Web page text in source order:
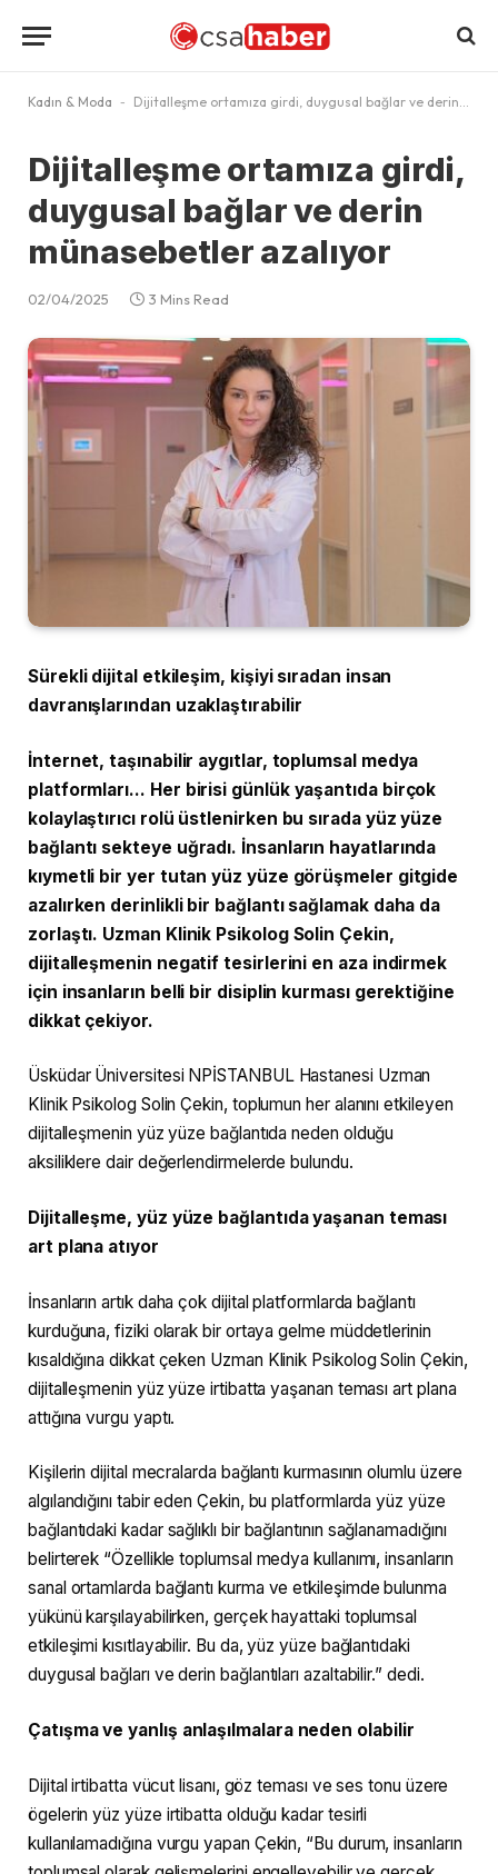
Kadın & Moda - Dijitalleşme ortamıza girdi, duygusal bağlar ve derin münasebetler azalıyor
Dijitalleşme ortamıza girdi,
duygusal bağlar ve derin
münasebetler azalıyor
02/04/2025 3 Mins Read
Sürekli dijital etkileşim, kişiyi sıradan insan
davranışlarından uzaklaştırabilir
İnternet, taşınabilir aygıtlar, toplumsal medya
platformları… Her birisi günlük yaşantıda birçok
kolaylaştırıcı rolü üstlenirken bu sırada yüz yüze
bağlantı sekteye uğradı. İnsanların hayatlarında
kıymetli bir yer tutan yüz yüze görüşmeler gitgide
azalırken derinlikli bir bağlantı sağlamak daha da
zorlaştı. Uzman Klinik Psikolog Solin Çekin,
dijitalleşmenin negatif tesirlerini en aza indirmek
için insanların belli bir disiplin kurması gerektiğine
dikkat çekiyor.
Üsküdar Üniversitesi NPİSTANBUL Hastanesi Uzman
Klinik Psikolog Solin Çekin, toplumun her alanını etkileyen
dijitalleşmenin yüz yüze bağlantıda neden olduğu
aksiliklere dair değerlendirmelerde bulundu.
Dijitalleşme, yüz yüze bağlantıda yaşanan teması
art plana atıyor
İnsanların artık daha çok dijital platformlarda bağlantı
kurduğuna, fiziki olarak bir ortaya gelme müddetlerinin
kısaldığına dikkat çeken Uzman Klinik Psikolog Solin Çekin,
dijitalleşmenin yüz yüze irtibatta yaşanan teması art plana
attığına vurgu yaptı.
Kişilerin dijital mecralarda bağlantı kurmasının olumlu üzere
algılandığını tabir eden Çekin, bu platformlarda yüz yüze
bağlantıdaki kadar sağlıklı bir bağlantının sağlanamadığını
belirterek “Özellikle toplumsal medya kullanımı, insanların
sanal ortamlarda bağlantı kurma ve etkileşimde bulunma
yükünü karşılayabilirken, gerçek hayattaki toplumsal
etkileşimi kısıtlayabilir. Bu da, yüz yüze bağlantıdaki
duygusal bağları ve derin bağlantıları azaltabilir.” dedi.
Çatışma ve yanlış anlaşılmalara neden olabilir
Dijital irtibatta vücut lisanı, göz teması ve ses tonu üzere
ögelerin yüz yüze irtibatta olduğu kadar tesirli
kullanılamadığına vurgu yapan Çekin, “Bu durum, insanların